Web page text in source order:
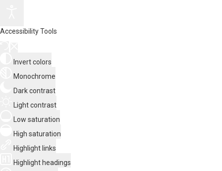
Accessibility Tools
Invert colors
Monochrome
Dark contrast
Light contrast
Low saturation
High saturation
Highlight links
Highlight headings